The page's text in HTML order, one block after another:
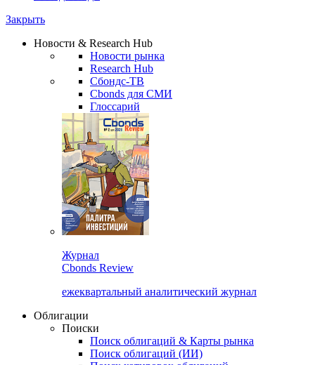
Watchlist
Сбондс Люди
Новости & Research Hub
Новости рынка
Research Hub
Сбондс-ТВ
Cbonds для СМИ
Глоссарий
Cbonds Review
ежеквартальный аналитический журнал